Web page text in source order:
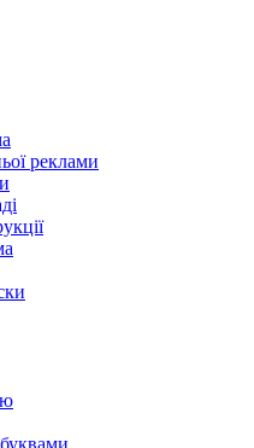
реклами